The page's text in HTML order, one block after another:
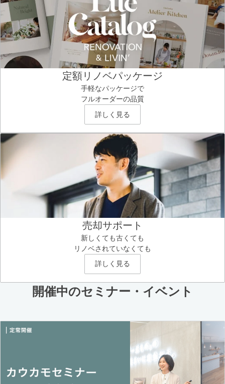
定額リノベパッケージ
手軽なパッケージで
フルオーダーの品質
詳しく見る
売却サポート
新しくても古くても
リノベされていなくても
詳しく見る
開催中のセミナー・イベント